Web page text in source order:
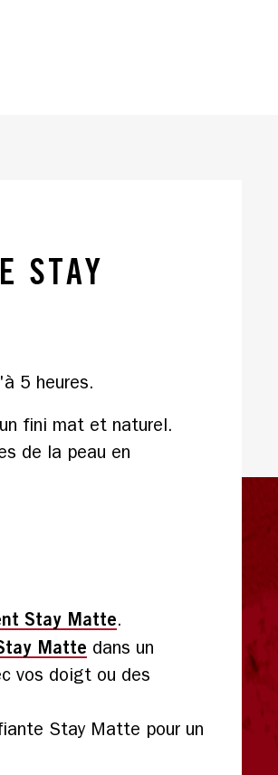
STAY
un fini mat et naturel.
de la peau en
Stay Matte.
Matte dans un
vos doigt ou des
Stay Matte pour un